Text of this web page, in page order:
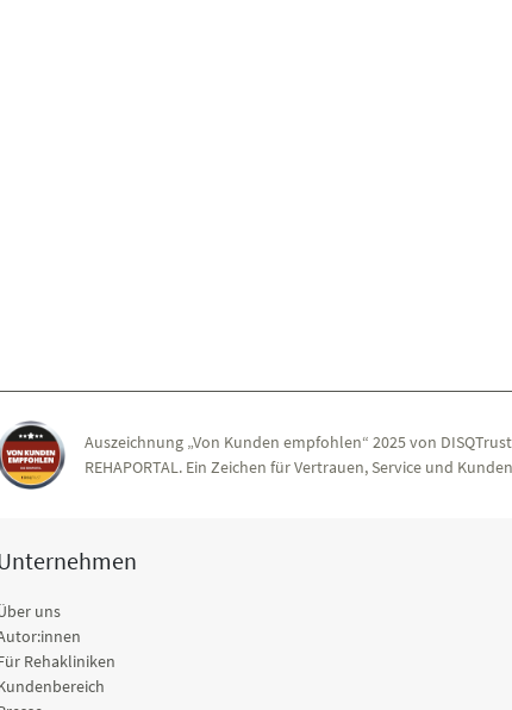
Auszeichnung „Von Kunden empfohlen“ 2025 von
REHAPORTAL. Ein Zeichen für Vertrauen, Service und
uns
Rehakliniken